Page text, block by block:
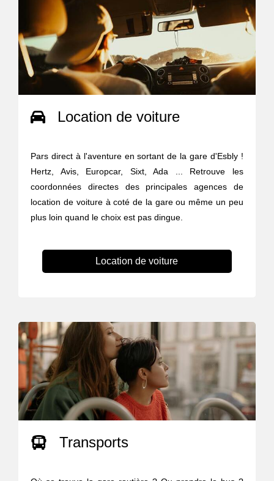
Location de voiture
Pars direct à l'aventure en sortant de la gare d'Esbly !
Hertz, Avis, Europcar, Sixt, Ada ... Retrouve les
coordonnées directes des principales agences de
location de voiture à coté de la gare ou même un peu
plus loin quand le choix est pas dingue.
Location de voiture
Transports